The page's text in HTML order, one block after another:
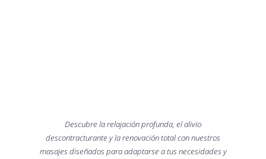
Descubre la relajación profunda, el alivio
descontracturante y la renovación total con nuestros
masajes diseñados para adaptarse a tus necesidades y